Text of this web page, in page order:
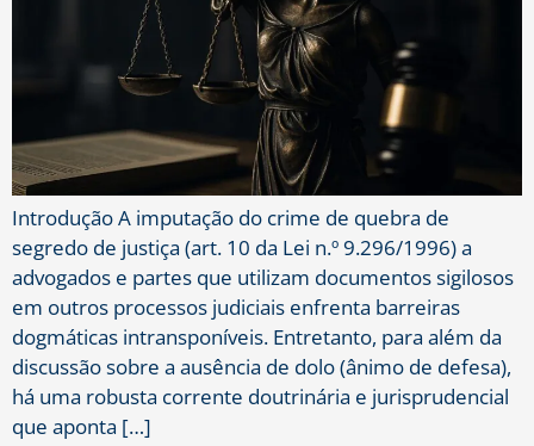
Introdução A imputação do crime de quebra de
segredo de justiça (art. 10 da Lei n.º 9.296/1996) a
advogados e partes que utilizam documentos sigilosos
em outros processos judiciais enfrenta barreiras
dogmáticas intransponíveis. Entretanto, para além da
discussão sobre a ausência de dolo (ânimo de defesa),
há uma robusta corrente doutrinária e jurisprudencial
que aponta […]